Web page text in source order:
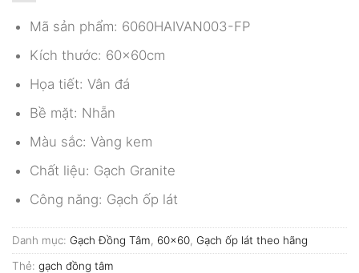
Mã sản phẩm: 6060HAIVAN003-FP
Kích thước: 60x60cm
Họa tiết: Vân đá
Bề mặt: Nhẵn
Màu sắc: Vàng kem
Chất liệu: Gạch Granite
Công năng: Gạch ốp lát
Danh mục: Gạch Đồng Tâm 60x60 Gạch ốp lát theo hãng
Thẻ: gạch đồng tâm